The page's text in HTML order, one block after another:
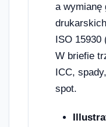
a wymianę
ISO 15930
W briefie
ICC,
spot.